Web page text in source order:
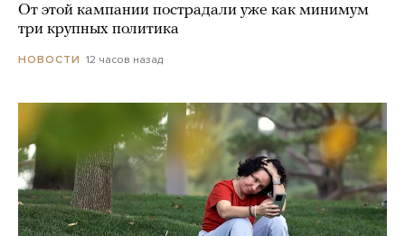
От этой кампании пострадали уже как минимум
три крупных политика
НОВОСТИ 12 часов назад